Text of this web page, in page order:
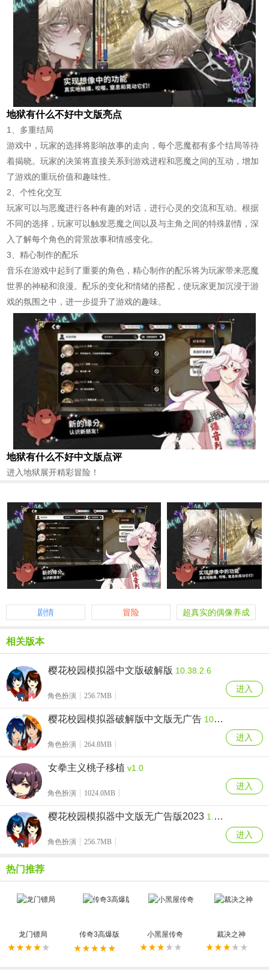
地狱有什么不好中文版亮点
1、多重结局
游戏中，玩家的选择将影响故事的走向，每个恶魔都有多个结局等待
着揭晓。玩家的决策将直接关系到游戏进程和恶魔之间的互动，增加
了游戏的重玩价值和趣味性。
2、个性化交互
玩家可以与恶魔进行各种有趣的对话，进行心灵的交流和互动。根据
不同的选择，玩家可以触发恶魔之间以及与主角之间的特殊剧情，深
入了解每个角色的背景故事和情感变化。
3、精心制作的配乐
音乐在游戏中起到了重要的角色，精心制作的配乐将为玩家带来恶魔
世界的神秘和浪漫。配乐的变化和情绪的搭配，使玩家更加沉浸于游
戏的氛围之中，进一步提升了游戏的趣味。
地狱有什么不好中文版点评
进入地狱展开精彩冒险！
剧情 冒险
超真实的偶像养成
相关版本
樱花校园模拟器中文版破解版 10.38.2.6
角色扮演 256.7MB
进入
樱花校园模拟器破解版中文版无广告 10.38.2.6
角色扮演 264.8MB
进入
女拳主义桃子移植 v1.0
角色扮演 1024.0MB
进入
樱花校园模拟器中文版无广告版2023 1.039.55
角色扮演 256.7MB
进入
热门推荐
龙门镖局 传奇3高爆版 小黑屋传奇 裁决之神